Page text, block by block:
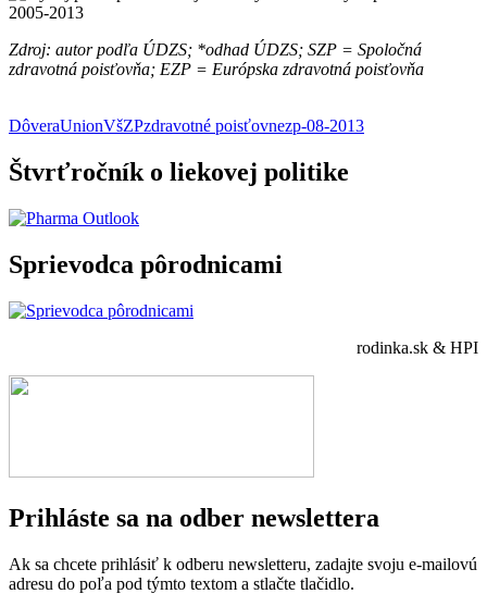
Zdroj: autor podľa ÚDZS; *odhad ÚDZS; SZP = Spoločná
zdravotná poisťovňa; EZP = Európska zdravotná poisťovňa
DôveraUnionVšZPzdravotné poisťovnezp-08-2013
Štvrťročník o liekovej politike
Sprievodca pôrodnicami
rodinka.sk & HPI
Prihláste sa na odber newslettera
Ak sa chcete prihlásiť k odberu newsletteru, zadajte svoju e-mailovú
adresu do poľa pod týmto textom a stlačte tlačidlo.